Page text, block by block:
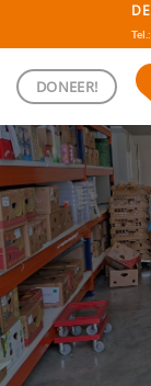
inhoud
DONEER!